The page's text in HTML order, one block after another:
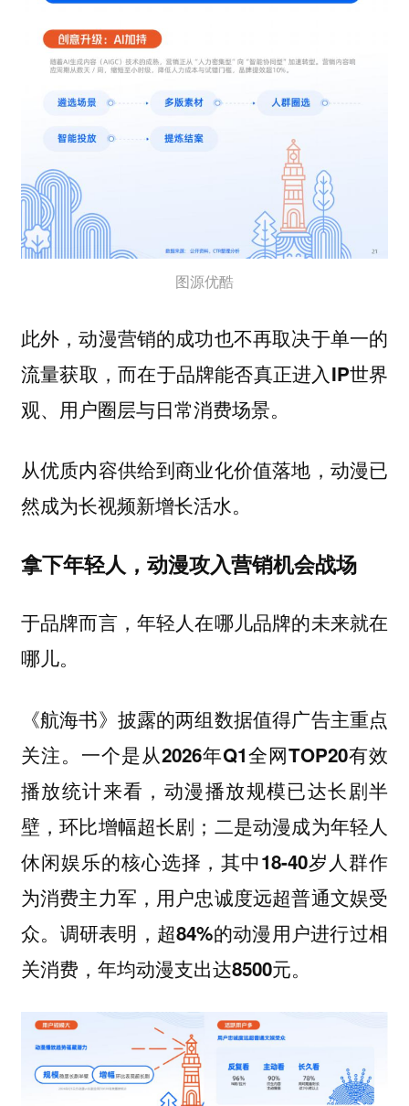
图源优酷
此外，动漫营销的成功也不再取决于单一的
流量获取，而在于品牌能否真正进入IP世界
观、用户圈层与日常消费场景。
从优质内容供给到商业化价值落地，动漫已
然成为长视频新增长活水。
拿下年轻人，动漫攻入营销机会战场
于品牌而言，年轻人在哪儿品牌的未来就在
哪儿。
《航海书》披露的两组数据值得广告主重点
关注。一个是从2026年Q1全网TOP20有效
播放统计来看，动漫播放规模已达长剧半
壁，环比增幅超长剧；二是动漫成为年轻人
休闲娱乐的核心选择，其中18-40岁人群作
为消费主力军，用户忠诚度远超普通文娱受
众。调研表明，超84%的动漫用户进行过相
关消费，年均动漫支出达8500元。